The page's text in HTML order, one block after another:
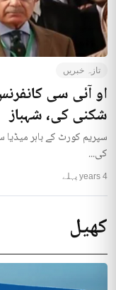
تازہ خبریں
او آئی سی
شکنی کی، شہباز
سپریم کورٹ کے باہر میڈیا
کی...
4 years پہلے
کھیل